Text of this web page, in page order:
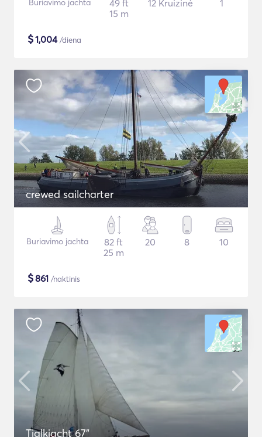
Buriavimo jachta
49 ft
15 m
12 Kruizinė 1
$1,004/diena
crewed sailcharter
Buriavimo jachta
82 ft
25 m
20 8 10
$861 /naktinis
Tjalkjacht 67"